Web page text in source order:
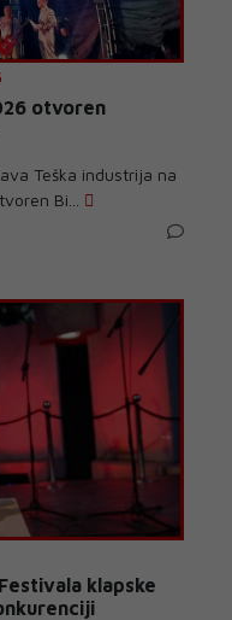
otvoren
Teška industrija na
Bi...
klapske